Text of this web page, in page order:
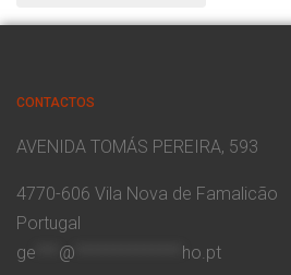
CONTACTOS
AVENIDA TOMÁS PEREIRA, 593
4770-606 Vila Nova de Famalicão
Portugal
ge
@ ho.pt